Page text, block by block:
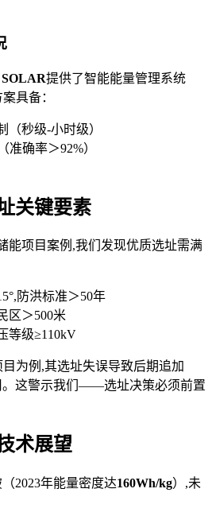
提供了智能能量管理系统
具备：
（秒级-小时级）
准确率＞92%）
关键要素
能项目案例,我们发现优质选址需满
防洪标准＞50年
区＞500米
等级≥110kV
目为例,其选址失误导致后期追加
。这警示我们——选址决策必须前置
术展望
2023年能量密度达160Wh/kg）,未